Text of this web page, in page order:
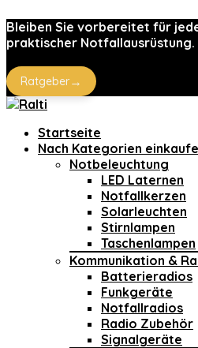
Bleiben Sie vorbereitet für
praktischer Notfallausrüstung.
Ratgeber→
Startseite
Nach Kategorien
Notbeleuchtung
LED Laternen
Notfallkerzen
Solarleuchten
Stirnlampen
Taschenlampen
Kommunikation &
Batterieradios
Funkgeräte
Notfallradios
Radio Zubehör
Signalgeräte